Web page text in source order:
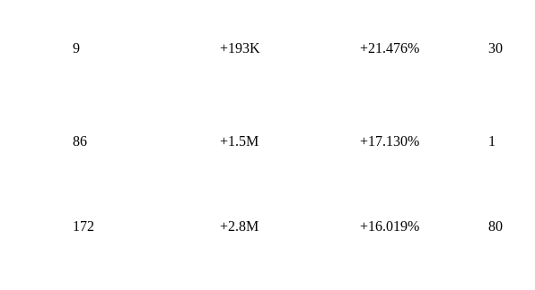
9 +193K +21.476% 30
86 +1.5M +17.130% 1
172 +2.8M +16.019% 80